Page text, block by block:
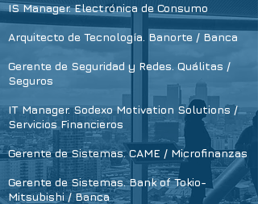
IS Manager. Electrónica de Consumo
Arquitecto de Tecnología. Banorte / Banca
Gerente de Seguridad y Redes. Quálitas /
Seguros
IT Manager. Sodexo Motivation Solutions /
Servicios Financieros
Gerente de Sistemas. CAME / Microfinanzas
Gerente de Sistemas. Bank of Tokio-
Mitsubishi / Banca